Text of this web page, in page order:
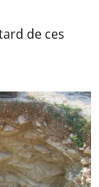
de ces